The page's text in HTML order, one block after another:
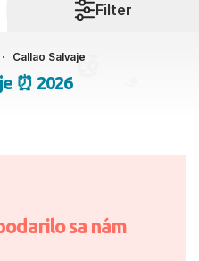
Filter
Callao Salvaje
⏰ 2026
sa nám